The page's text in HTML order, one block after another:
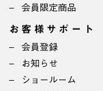
会員限定商品
お客様サポート
会員登録
お知らせ
ショールーム